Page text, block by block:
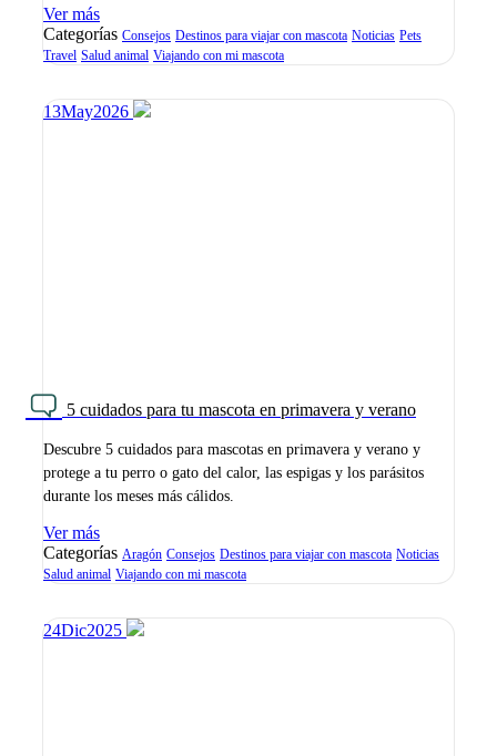
Ver más
Categorías Consejos Destinos para viajar con mascota Noticias Pets
Travel Salud animal Viajando con mi mascota
13May2026
5 cuidados para tu mascota en primavera y verano
Descubre 5 cuidados para mascotas en primavera y verano y
protege a tu perro o gato del calor, las espigas y los parásitos
durante los meses más cálidos.
Ver más
Categorías Aragón Consejos Destinos para viajar con mascota Noticias
Salud animal Viajando con mi mascota
24Dic2025